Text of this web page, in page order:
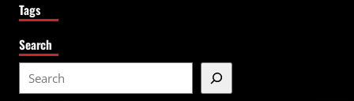
Tags
Search
e